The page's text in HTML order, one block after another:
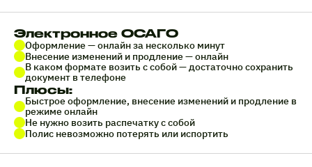
Электронное ОСАГО
Оформление — онлайн за несколько минут
Внесение изменений и продление — онлайн
В каком формате возить с собой — достаточно сохранить
документ в телефоне
Плюсы:
Быстрое оформление, внесение изменений и продление в
режиме онлайн
Не нужно возить распечатку с собой
Полис невозможно потерять или испортить